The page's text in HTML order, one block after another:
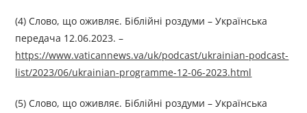
(4) Слово, що оживляє. Біблійні роздуми – Українська
передача 12.06.2023. –
https://www.vaticannews.va/uk/podcast/ukrainian-podcast-
list/2023/06/ukrainian-programme-12-06-2023.html
(5) Слово, що оживляє. Біблійні роздуми – Українська